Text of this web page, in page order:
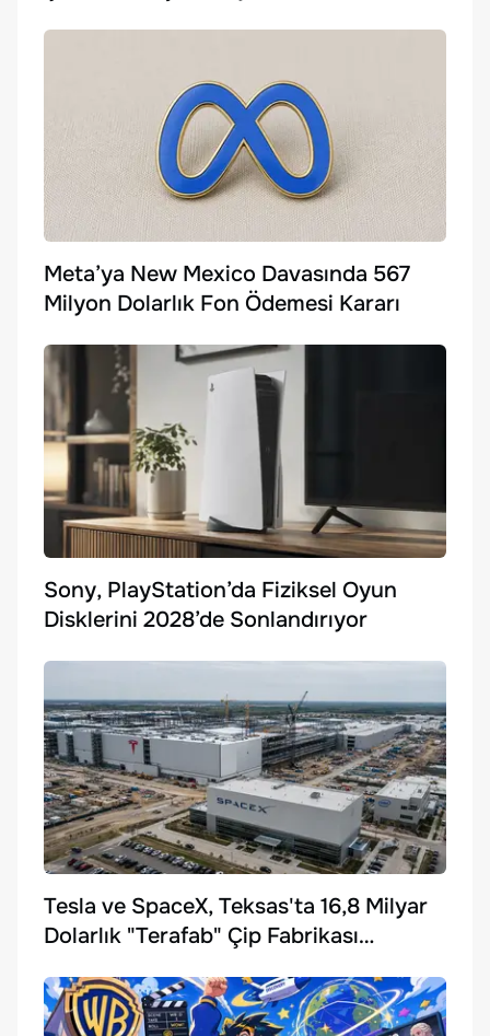
Meta’ya New Mexico Davasında 567
Milyon Dolarlık Fon Ödemesi Kararı
Sony, PlayStation’da Fiziksel Oyun
Disklerini 2028’de Sonlandırıyor
Tesla ve SpaceX, Teksas'ta 16,8 Milyar
Dolarlık "Terafab" Çip Fabrikası